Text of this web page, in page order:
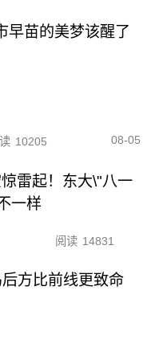
早苗的美梦该醒了
10205 08-05
雷起！东大\"八一
一样
阅读 14831
方比前线更致命